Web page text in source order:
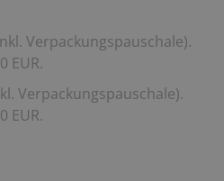
Verpackungspauschale).
EUR.
Verpackungspauschale).
EUR.